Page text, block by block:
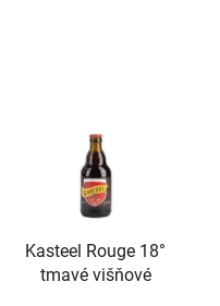
Kasteel Rouge 18°
tmavé višňové